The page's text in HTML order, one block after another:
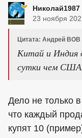
Николай1987
23 ноября
Цитата: Андрей ВОВ
Китай и Индия
сутки чем
Дело не только
что каждый
купят 10